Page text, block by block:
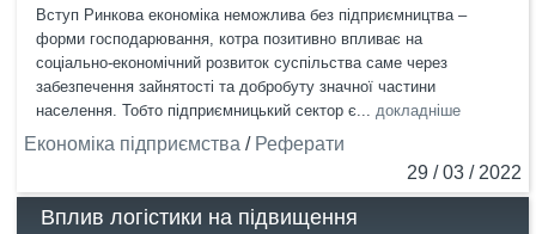
Вступ Ринкова економіка неможлива без підприємництва –
форми господарювання, котра позитивно впливає на
соціально‑економічний розвиток суспільства саме через
забезпечення зайнятості та добробуту значної частини
населення. Тобто підприємницький сектор є... докладніше
Економіка підприємства / Реферати
29 / 03 / 2022
Вплив логістики на підвищення